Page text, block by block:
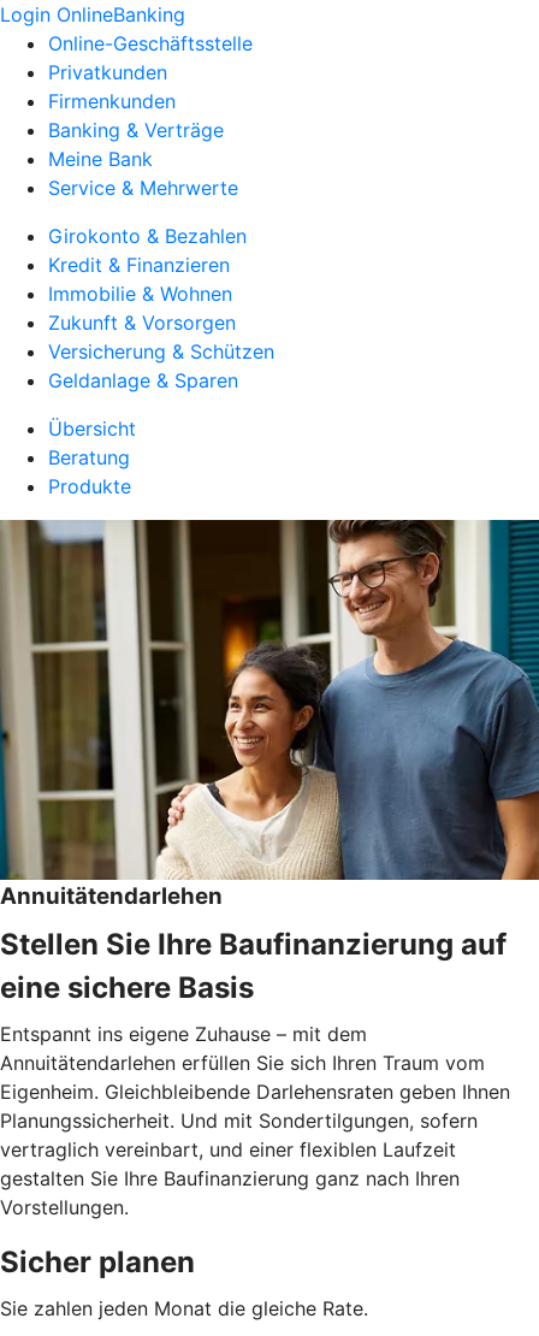
Login OnlineBanking
Online-Geschäftsstelle
Privatkunden
Firmenkunden
Banking & Verträge
Meine Bank
Service & Mehrwerte
Girokonto & Bezahlen
Kredit & Finanzieren
Immobilie & Wohnen
Zukunft & Vorsorgen
Versicherung & Schützen
Geldanlage & Sparen
Übersicht
Beratung
Produkte
Annuitätendarlehen
Stellen Sie Ihre Baufinanzierung auf
eine sichere Basis
Entspannt ins eigene Zuhause – mit dem
Annuitätendarlehen erfüllen Sie sich Ihren Traum vom
Eigenheim. Gleichbleibende Darlehensraten geben Ihnen
Planungssicherheit. Und mit Sondertilgungen, sofern
vertraglich vereinbart, und einer flexiblen Laufzeit
gestalten Sie Ihre Baufinanzierung ganz nach Ihren
Vorstellungen.
Sicher planen
Sie zahlen jeden Monat die gleiche Rate.